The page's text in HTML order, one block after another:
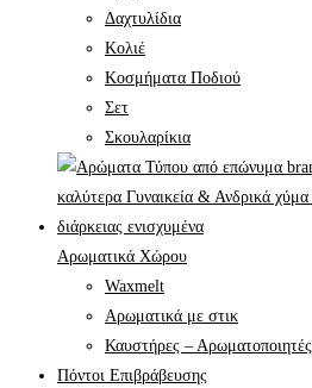
Δαχτυλίδια
Κολιέ
Κοσμήματα Ποδιού
Σετ
Σκουλαρίκια
Αρωματικά Χώρου
Waxmelt
Αρωματικά με στικ
Καυστήρες – Αρωματοποιητές
Πόντοι Επιβράβευσης